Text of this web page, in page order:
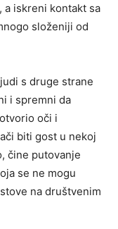
a iskreni kontakt sa
složeniji od
s druge strane
i spremni da
oči i
biti gost u nekoj
čine putovanje
se ne mogu
na društvenim